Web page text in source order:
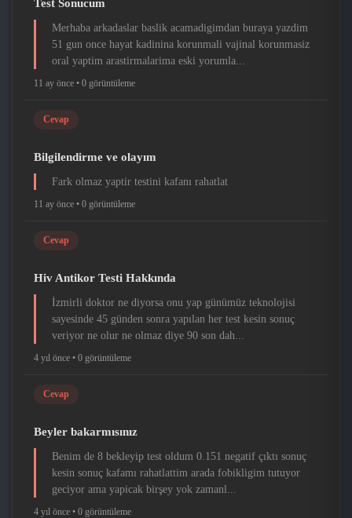
Test Sonucum
Merhaba arkadaslar baslik acamadigimdan buraya yazdim
51 gun once hayat kadinina korunmali vajinal korunmasiz
oral yaptim arastirmalarima eski yorumla...
11 ay önce • 0 görüntüleme
Cevap
Bilgilendirme ve olayım
Fark olmaz yaptir testini kafanı rahatlat
11 ay önce • 0 görüntüleme
Cevap
Hiv Antikor Testi Hakkında
İzmirli doktor ne diyorsa onu yap günümüz teknolojisi
sayesinde 45 günden sonra yapılan her test kesin sonuç
veriyor ne olur ne olmaz diye 90 son dah...
4 yıl önce • 0 görüntüleme
Cevap
Beyler bakarmısınız
Benim de 8 bekleyip test oldum 0.151 negatif çıktı sonuç
kesin sonuç kafamı rahatlattim arada fobikligim tutuyor
geciyor ama yapicak birşey yok zamanl...
4 yıl önce • 0 görüntüleme